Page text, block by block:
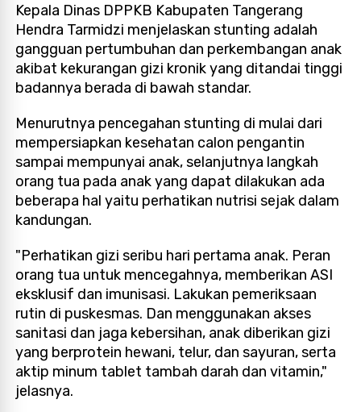
Kepala Dinas DPPKB Kabupaten Tangerang
Hendra Tarmidzi menjelaskan stunting adalah
gangguan pertumbuhan dan perkembangan anak
akibat kekurangan gizi kronik yang ditandai tinggi
badannya berada di bawah standar.
Menurutnya pencegahan stunting di mulai dari
mempersiapkan kesehatan calon pengantin
sampai mempunyai anak, selanjutnya langkah
orang tua pada anak yang dapat dilakukan ada
beberapa hal yaitu perhatikan nutrisi sejak dalam
kandungan.
"Perhatikan gizi seribu hari pertama anak. Peran
orang tua untuk mencegahnya, memberikan ASI
eksklusif dan imunisasi. Lakukan pemeriksaan
rutin di puskesmas. Dan menggunakan akses
sanitasi dan jaga kebersihan, anak diberikan gizi
yang berprotein hewani, telur, dan sayuran, serta
aktip minum tablet tambah darah dan vitamin,"
jelasnya.